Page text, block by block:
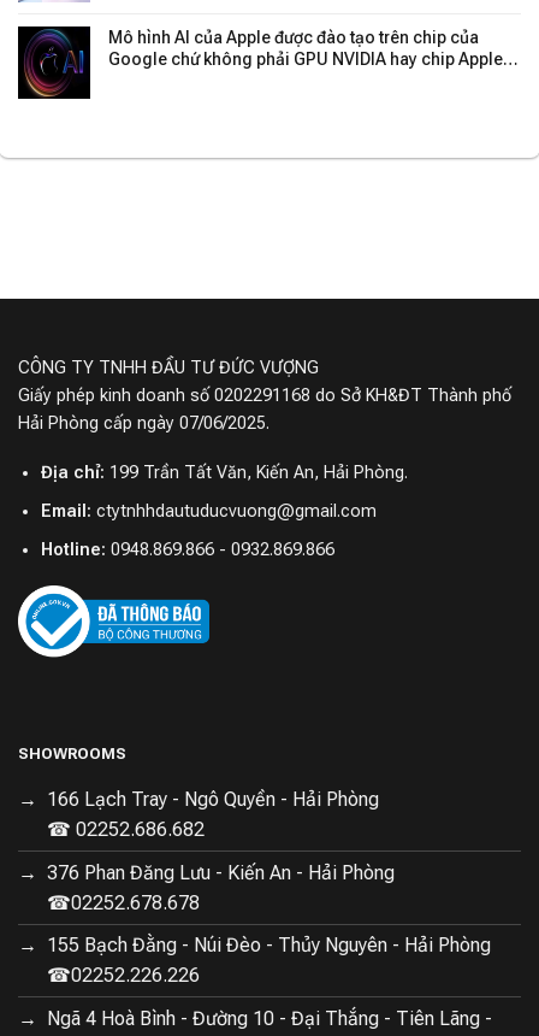
Mô hình AI của Apple được đào tạo trên chip của
Google chứ không phải GPU NVIDIA hay chip Apple
CÔNG TY TNHH ĐẦU TƯ ĐỨC VƯỢNG
Giấy phép kinh doanh số 0202291168 do Sở KH&ĐT Thành phố
Hải Phòng cấp ngày 07/06/2025.
Địa chỉ: 199 Trần Tất Văn, Kiến An, Hải Phòng.
Email: ctytnhhdautuducvuong@gmail.com
Hotline: 0948.869.866 - 0932.869.866
SHOWROOMS
166 Lạch Tray - Ngô Quyền - Hải Phòng
☎ 02252.686.682
376 Phan Đăng Lưu - Kiến An - Hải Phòng
☎02252.678.678
155 Bạch Đằng - Núi Đèo - Thủy Nguyên - Hải Phòng
☎02252.226.226
Ngã 4 Hoà Bình - Đường 10 - Đại Thắng - Tiên Lãng -